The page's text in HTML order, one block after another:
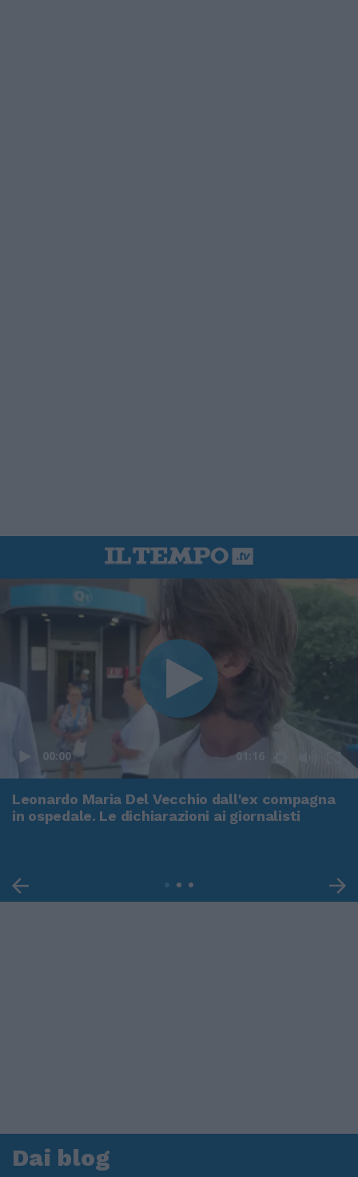
00:00 01:16
Leonardo Maria Del Vecchio dall'ex compagna
in ospedale. Le dichiarazioni ai giornalisti
Dai blog